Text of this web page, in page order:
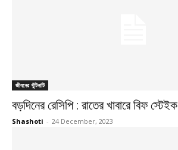
জীবনের খুঁটিনাটি
বড়দিনের রেসিপি : রাতের খাবারে বিফ স্টেইক
Shashoti - 24 December, 2023